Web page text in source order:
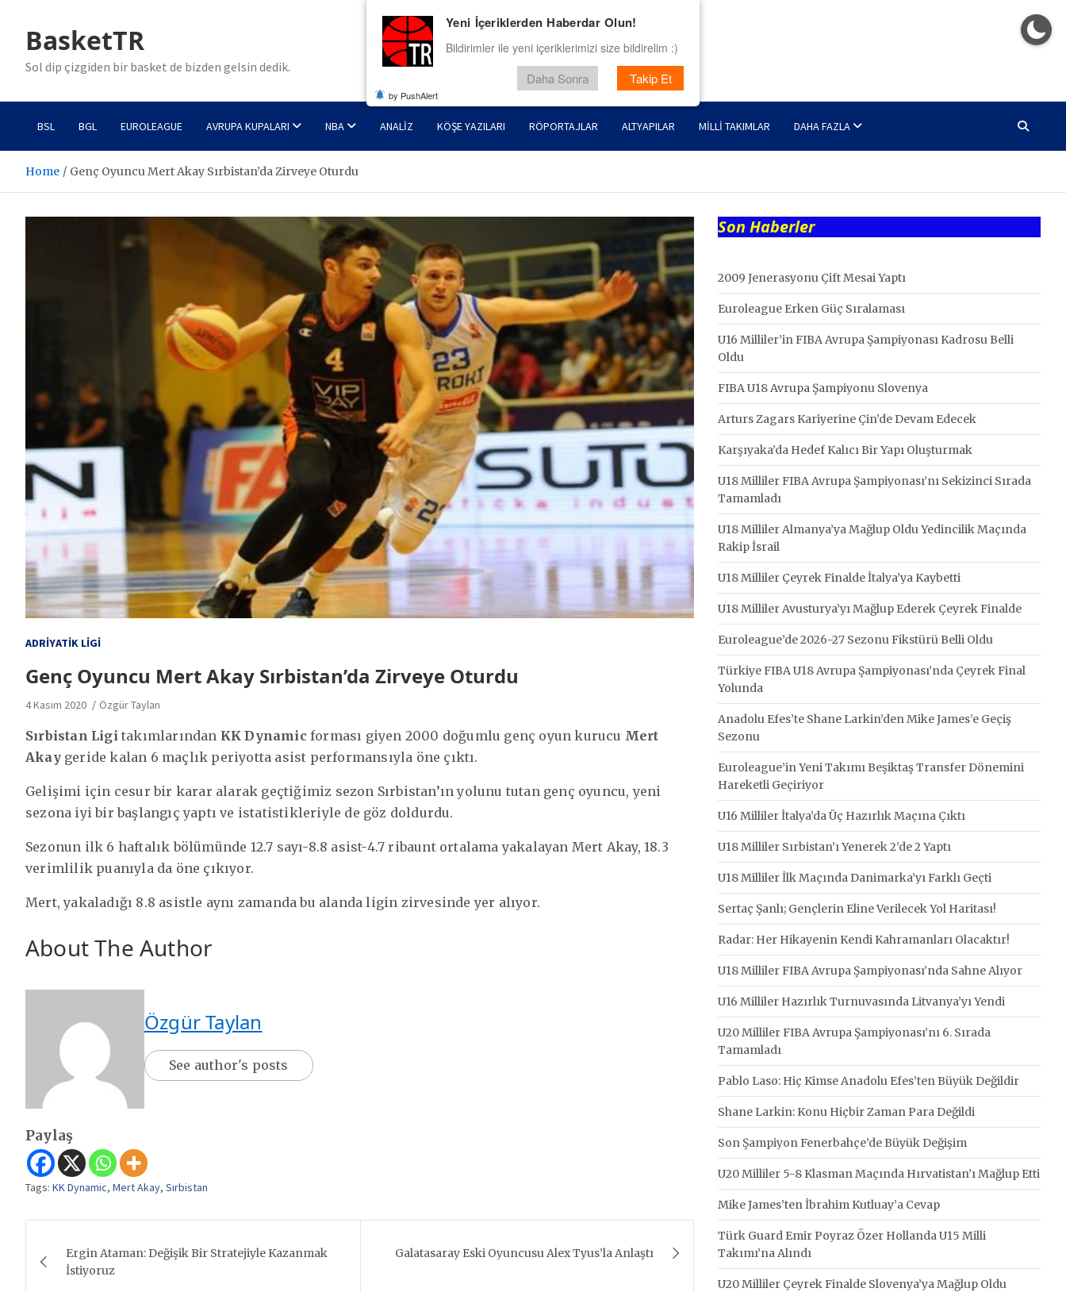
contentBasketTR
Sol dip çizgiden bir basket de bizden gelsin dedik.
BSL BGL EUROLEAGUE AVRUPA KUPALARI NBA ANALIZ KÖŞE YAZILARI RÖPORTAJLAR ALTYAPILAR MILLI TAKIMLAR DAHA FAZLA
Home Genç Oyuncu Mert Akay Sırbistan’da Zirveye Oturdu
ADRIYATIK LIGI
Genç Oyuncu Mert Akay Sırbistan’da Zirveye Oturdu
4 Kasım 2020 Özgür Taylan
Sırbistan Ligi takımlarından KK Dynamic forması giyen 2000 doğumlu genç oyun kurucu Mert
Akaygeride kalan 6 maçlık periyotta asist performansıyla öne çıktı.
Gelişimi için cesur bir karar alarak geçtiğimiz sezon Sırbistan’ın yolunu tutan genç oyuncu, yeni
sezona iyi bir başlangıç yaptı ve istatistikleriyle de göz doldurdu.
Sezonun ilk 6 haftalık bölümünde 12.7 sayı-8.8 asist-4.7 ribaunt ortalama yakalayan Mert Akay, 18.3
verimlilik puanıyla da öne çıkıyor.
Mert, yakaladığı 8.8 asistle aynı zamanda bu alanda ligin zirvesinde yer alıyor.
About The Author
Özgür Taylan
See author's posts
Paylaş
Tags: KK Dynamic, Mert Akay, Sırbistan
gezinmesi
Ergin Ataman: Değişik Bir Stratejiyle Kazanmak
İstiyoruz
Galatasaray Eski Oyuncusu Alex Tyus’la Anlaştı
Son Haberler
2009 Jenerasyonu Çift Mesai Yaptı
Euroleague Erken Güç Sıralaması
U16 Milliler’in FIBA Avrupa Şampiyonası Kadrosu Belli
Oldu
FIBA U18 Avrupa Şampiyonu Slovenya
Arturs Zagars Kariyerine Çin’de Devam Edecek
Karşıyaka’da Hedef Kalıcı Bir Yapı Oluşturmak
U18 Milliler FIBA Avrupa Şampiyonası’nı Sekizinci Sırada
Tamamladı
U18 Milliler Almanya’ya Mağlup Oldu Yedincilik Maçında
Rakip İsrail
U18 Milliler Çeyrek Finalde İtalya’ya Kaybetti
U18 Milliler Avusturya’yı Mağlup Ederek Çeyrek Finalde
Euroleague’de 2026-27 Sezonu Fikstürü Belli Oldu
Türkiye FIBA U18 Avrupa Şampiyonası’nda Çeyrek Final
Yolunda
Anadolu Efes’te Shane Larkin’den Mike James’e Geçiş
Sezonu
Euroleague’in Yeni Takımı Beşiktaş Transfer Dönemini
Hareketli Geçiriyor
U16 Milliler İtalya’da Üç Hazırlık Maçına Çıktı
U18 Milliler Sırbistan’ı Yenerek 2’de 2 Yaptı
U18 Milliler İlk Maçında Danimarka’yı Farklı Geçti
Sertaç Şanlı; Gençlerin Eline Verilecek Yol Haritası!
Radar: Her Hikayenin Kendi Kahramanları Olacaktır!
U18 Milliler FIBA Avrupa Şampiyonası’nda Sahne Alıyor
U16 Milliler Hazırlık Turnuvasında Litvanya’yı Yendi
U20 Milliler FIBA Avrupa Şampiyonası’nı 6. Sırada
Tamamladı
Pablo Laso: Hiç Kimse Anadolu Efes’ten Büyük Değildir
Shane Larkin: Konu Hiçbir Zaman Para Değildi
Son Şampiyon Fenerbahçe’de Büyük Değişim
U20 Milliler 5-8 Klasman Maçında Hırvatistan’ı Mağlup Etti
Mike James’ten İbrahim Kutluay’a Cevap
Türk Guard Emir Poyraz Özer Hollanda U15 Milli
Takımı’na Alındı
U20 Milliler Çeyrek Finalde Slovenya’ya Mağlup Oldu
Yeni İçeriklerden Haberdar Olun!
Bildirimler ile yeni içeriklerimizi size bildirelim :)
Daha Sonra Takip Et
by PushAlert